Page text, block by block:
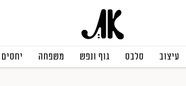
עיצוב סלבס גוף ונפש משפחה יחסים